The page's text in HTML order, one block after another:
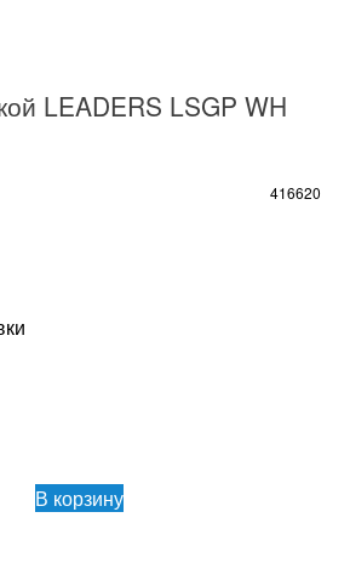
LEADERS LSGP WH
416620
В корзину